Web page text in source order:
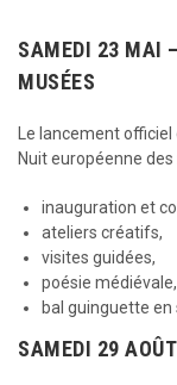
SAMEDI 23 MAI
MUSÉES
Le lancement
Nuit européenne
inauguration et
ateliers créatifs,
visites guidées,
poésie médiévale,
bal guinguette en
SAMEDI 29